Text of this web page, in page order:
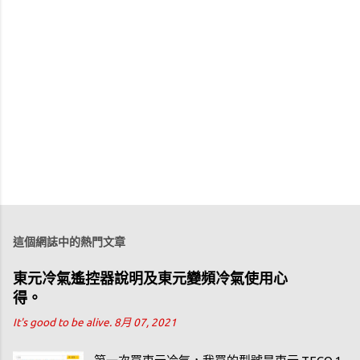
這個網誌中的熱門文章
東元冷氣遙控器說明及東元變頻冷氣使用心
得。
It's good to be alive. 8月 07, 2021